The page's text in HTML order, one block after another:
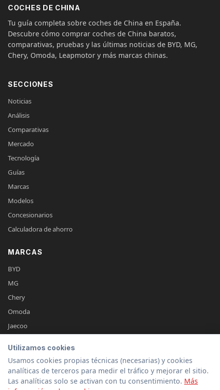
COCHES DE CHINA
Tu guía completa sobre coches de China en España.
Descubre cómo comprar coches de China baratos,
comparativas, pruebas y las últimas noticias de BYD, MG,
Chery, Omoda, Leapmotor y más marcas chinas.
SECCIONES
Noticias
Análisis
Comparativas
Mercado
Tecnología
Guías
Marcas
Modelos
Concesionarios
Calculadora de ahorro
MARCAS
BYD
MG
Chery
Omoda
Jaecoo
Dongfeng
Ver todas →
Utilizamos cookies
Usamos cookies propias técnicas (necesarias) y cookies
analíticas de terceros para medir el tráfico y mejorar el sitio.
Las analíticas solo se activan con tu consentimiento. Más